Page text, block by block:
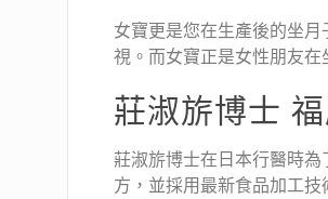
女寶更是您在生產後的坐
視。而女寶正是女性朋友
莊淑旂博士
莊淑旂博士在日本行醫時
方，並採用最新食品加工